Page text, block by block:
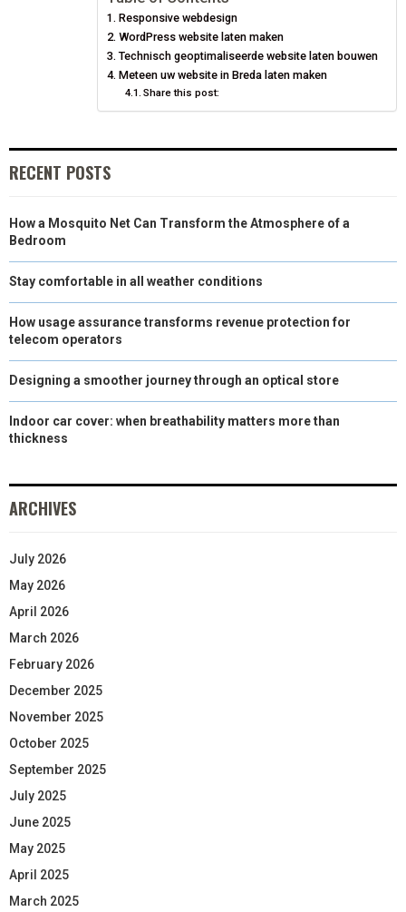
)
O
N
O
O
K
O
N
R
E
S
N
I N
Responsive webdesign
WordPress website laten maken
Technisch geoptimaliseerde website laten bouwen
Meteen uw website in Breda laten maken
Share this post:
RECENT POSTS
How a Mosquito Net Can Transform the Atmosphere of a
Bedroom
Stay comfortable in all weather conditions
How usage assurance transforms revenue protection for
telecom operators
Designing a smoother journey through an optical store
Indoor car cover: when breathability matters more than
thickness
ARCHIVES
July 2026
May 2026
April 2026
March 2026
February 2026
December 2025
November 2025
October 2025
September 2025
July 2025
June 2025
May 2025
April 2025
March 2025